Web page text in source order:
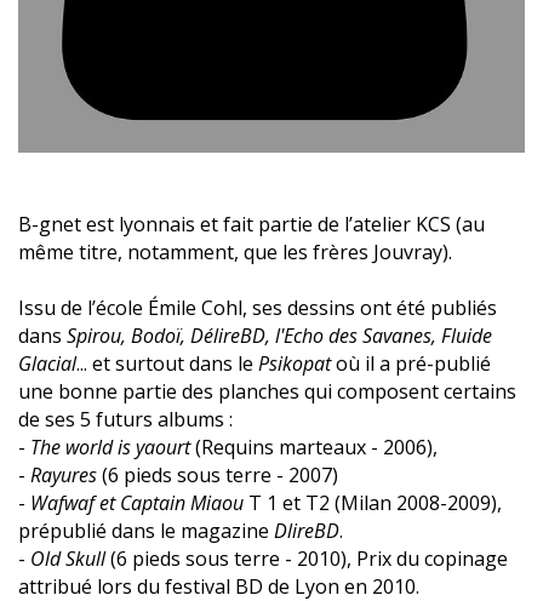
B-gnet est lyonnais et fait partie de l’atelier KCS (au
même titre, notamment, que les frères Jouvray).
Issu de l’école Émile Cohl, ses dessins ont été publiés
dans Spirou, Bodoï, DélireBD, l'Echo des Savanes, Fluide
Glacial... et surtout dans le Psikopatoù il a pré-publié
une bonne partie des planches qui composent certains
de ses 5 futurs albums :
- The world is yaourt(Requins marteaux - 2006),
- Rayures(6 pieds sous terre - 2007)
- Wafwaf et Captain Miaou T 1 et T2 (Milan 2008-2009),
prépublié dans le magazine DlireBD.
- Old Skull(6 pieds sous terre - 2010), Prix du copinage
attribué lors du festival BD de Lyon en 2010.